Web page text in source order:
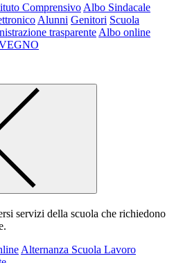
Comprensivo Albo Sindacale
Alunni Genitori Scuola
trasparente Albo online
servizi della scuola che richiedono
Alternanza Scuola Lavoro